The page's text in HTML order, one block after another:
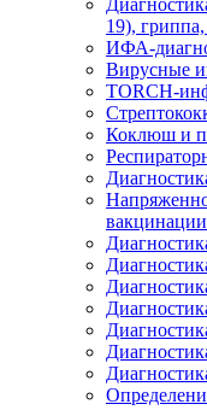
19),
ИФА-
Вирусные
TORCH-
Коклюш и
вакцинации